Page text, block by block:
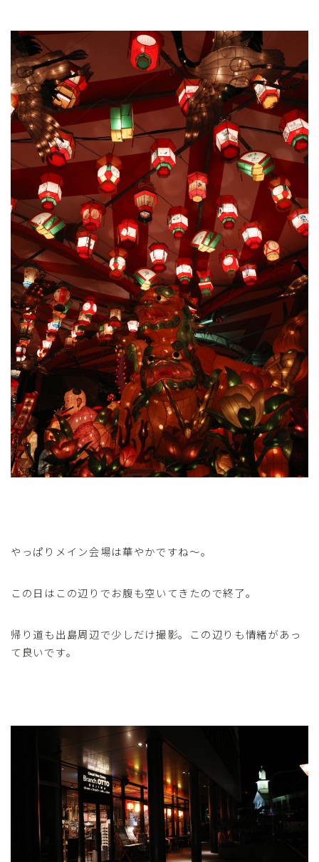
やっぱりメイン会場は華やかですね〜。
この日はこの辺りでお腹も空いてきたので終了。
帰り道も出島周辺で少しだけ撮影。この辺りも情緒があっ
て良いです。